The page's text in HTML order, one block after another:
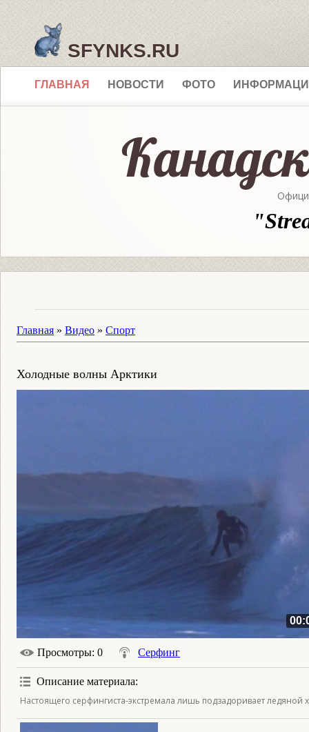
SFYNKS.RU
ГЛАВНАЯ НОВОСТИ ФОТО
Главная » Видео » Спорт
Холодные волны Арктики
Просмотры: 0 Серфинг
Описание материала:
Настоящего серфингиста-экстремала лишь подзадоривает ледяной